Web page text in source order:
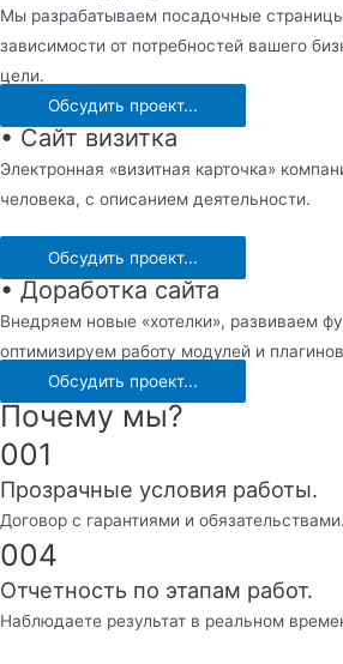
Мы разрабатываем посадочные
зависимости от потребностей вашего
цели.
Обсудить проект...
• Сайт визитка
Электронная «визитная карточка»
человека, с описанием деятельности.
Обсудить проект...
• Доработка сайта
Внедряем новые «хотелки», развиваем
оптимизируем работу модулей и
Обсудить проект...
Почему мы?
001
Прозрачные условия работы.
Договор с гарантиями и обязательствами.
004
Отчетность по этапам работ.
Наблюдаете результат в реальном